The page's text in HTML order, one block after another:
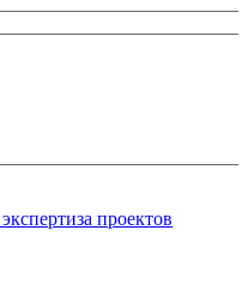
проектов